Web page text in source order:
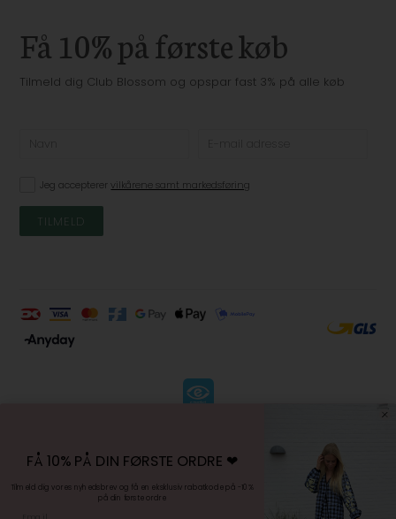
Få 10% på første køb
Tilmeld dig Club Blossom og opspar fast 3% på alle køb
Jeg accepterervilkårene samt markedsføring
-
-
PERSONDATAPOLITIK
FÅ 10% PÅ DIN FØRSTE ORDRE ❤︎
Tilmeld dig vores nyhedsbrev og få en eksklusiv rabatkode på -10%
på din første ordre